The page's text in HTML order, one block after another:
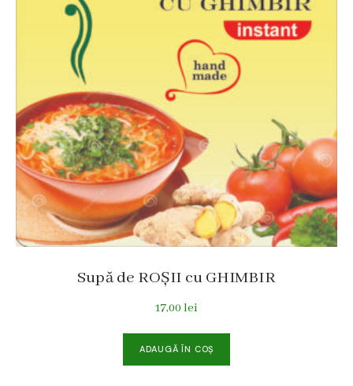
Supă de ROȘII cu GHIMBIR
17,00lei
ADAUGĂ ÎN COȘ